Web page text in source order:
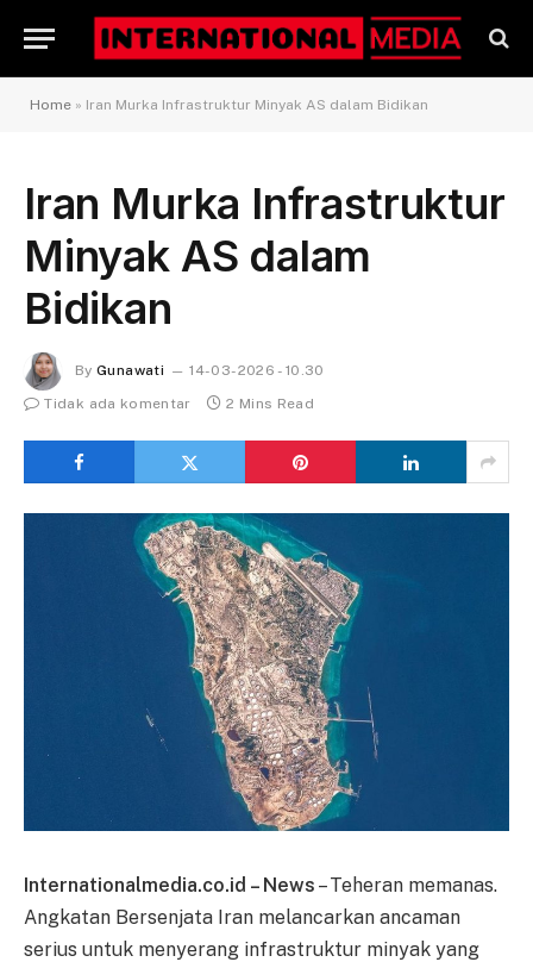
Home » Iran Murka Infrastruktur Minyak AS dalam Bidikan
Iran Murka Infrastruktur
Minyak AS dalam
Bidikan
By Gunawati
14-03-2026 - 10.30
Tidak ada komentar
2 Mins Read
Internationalmedia.co.id – News – Teheran memanas.
Angkatan Bersenjata Iran melancarkan ancaman
serius untuk menyerang infrastruktur minyak yang